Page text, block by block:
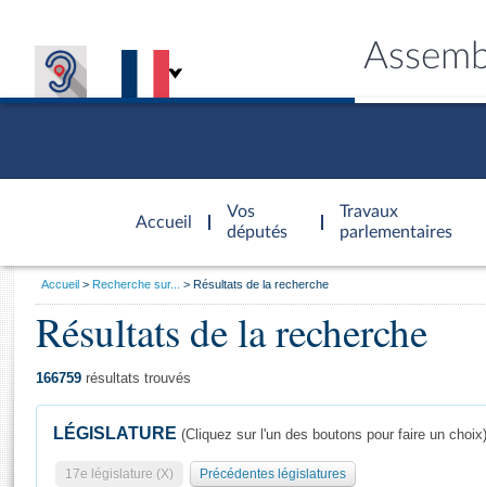
Accueil
d'accueil
Vos
députés
Travaux
parlementaires
Général
Vous
Accueil Recherche sur... Résultats de la recherche
Résultats de la recherche
166759 résultats trouvés
LÉGISLATURE (Cliquez sur l'un des boutons pour faire un choix)
17e législature (X) Précédentes législatures